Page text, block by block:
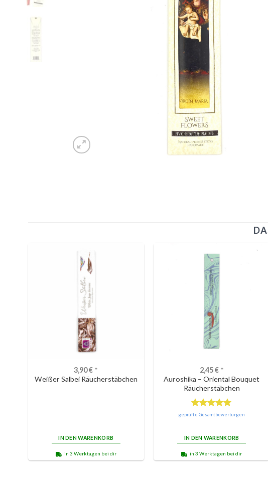
3,90€ *
Weißer Salbei Räucherstäbchen
IN DEN WARENKORB
in 3 Werktagen bei dir
2,45€*
Auroshika – Oriental Bouquet
Räucherstäbchen
Bewertet
geprüfte Gesamtbewertungen
IN DEN WARENKORB
in 3 Werktagen bei dir